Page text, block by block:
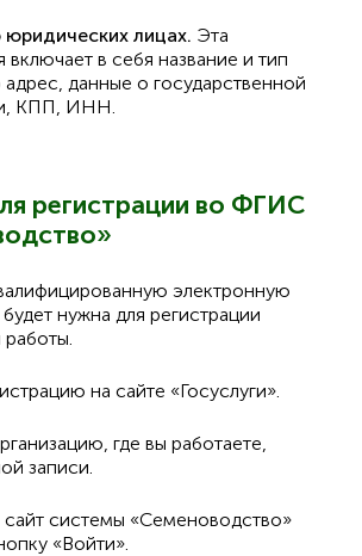
лицах. Эта
в себя название и тип
данные о государственной
КПП, ИНН.
регистрации во ФГИС
электронную
нужна для регистрации
на сайте «Госуслуги».
где вы работаете,
записи.
сайт системы «Семеноводство»
«Войти».